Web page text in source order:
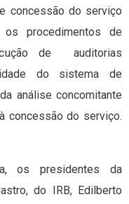
concessão do serviço
procedimentos de
de auditorias
do sistema de
análise concomitante
concessão do serviço.
os presidentes da
do IRB, Edilberto